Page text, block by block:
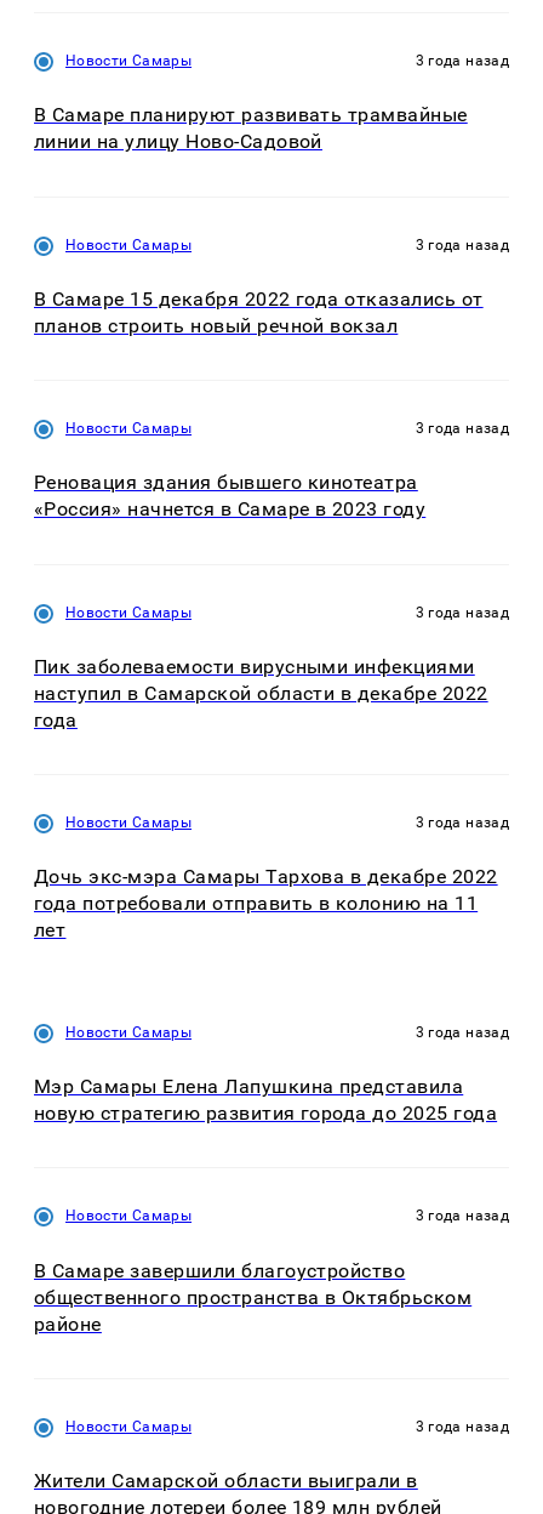
Новости Самары 3 года назад
В Самаре планируют развивать трамвайные
линии на улицу Ново-Садовой
Новости Самары 3 года назад
В Самаре 15 декабря 2022 года отказались от
планов строить новый речной вокзал
Новости Самары 3 года назад
Реновация здания бывшего кинотеатра
«Россия» начнется в Самаре в 2023 году
Новости Самары 3 года назад
Пик заболеваемости вирусными инфекциями
наступил в Самарской области в декабре 2022
года
Новости Самары 3 года назад
Дочь экс-мэра Самары Тархова в декабре 2022
года потребовали отправить в колонию на 11
лет
Новости Самары 3 года назад
Мэр Самары Елена Лапушкина представила
новую стратегию развития города до 2025 года
Новости Самары 3 года назад
В Самаре завершили благоустройство
общественного пространства в Октябрьском
районе
Новости Самары 3 года назад
Жители Самарской области выиграли в
новогодние лотереи более 189 млн рублей